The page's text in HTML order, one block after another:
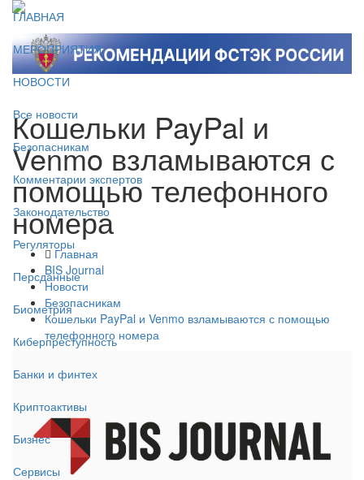
ГЛАВНАЯ
МЕРОПРИЯТИЯ
НОВОСТИ
Все новости
Безопасникам
Комментарии экспертов
Законодательство
Регуляторы
Персданные
Биометрия
Киберпреступность
Банки и финтех
Криптоактивы
Бизнес
Сервисы
Кошельки PayPal и
Venmo взламываются с
помощью телефонного
номера
Главная
BIS Journal
Новости
Безопасникам
Кошельки PayPal и Venmo взламываются с помощью
телефонного номера